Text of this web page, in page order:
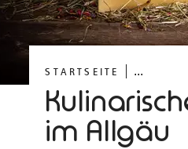
STARTSEITE ...
im Allgäu